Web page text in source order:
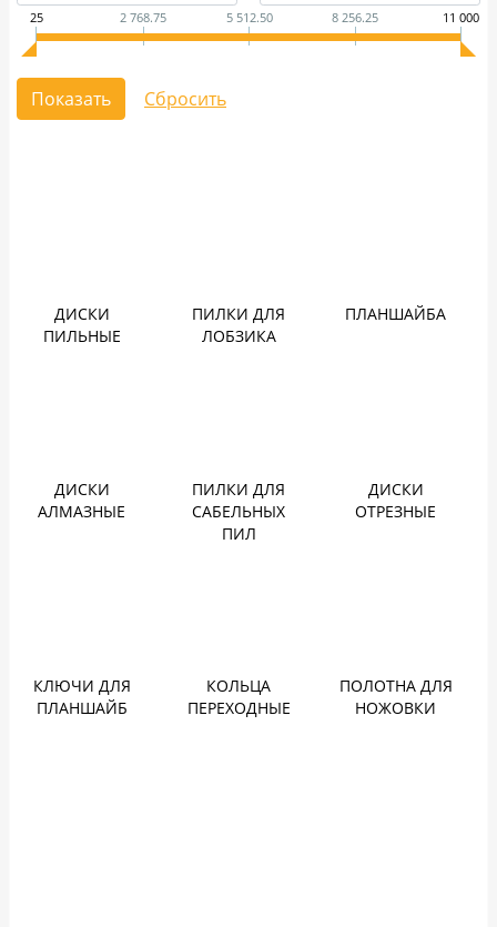
25 2 768.75 5 512.50 8 256.25 11 000
ДИСКИ
ПИЛЬНЫЕ
ПИЛКИ ДЛЯ
ЛОБЗИКА
ПЛАНШАЙБА
ДИСКИ
АЛМАЗНЫЕ
ПИЛКИ ДЛЯ
САБЕЛЬНЫХ
ПИЛ
ДИСКИ
ОТРЕЗНЫЕ
КЛЮЧИ ДЛЯ
ПЛАНШАЙБ
КОЛЬЦА
ПЕРЕХОДНЫЕ
ПОЛОТНА ДЛЯ
НОЖОВКИ